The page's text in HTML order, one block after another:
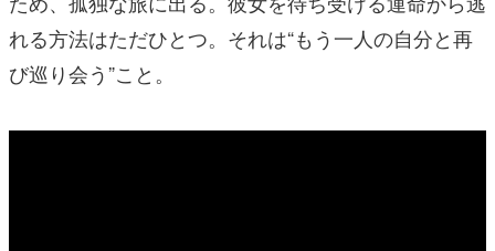
れる方法はただひとつ。それは“もう一人の自分と再
び巡り会う”こと。